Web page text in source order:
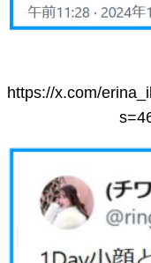
https://x.com/